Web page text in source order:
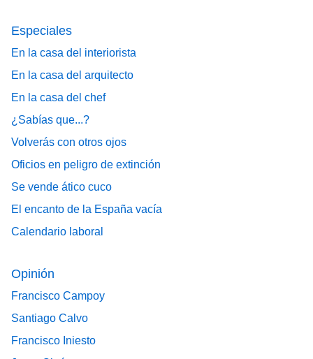
Especiales
En la casa del interiorista
En la casa del arquitecto
En la casa del chef
¿Sabías que...?
Volverás con otros ojos
Oficios en peligro de extinción
Se vende ático cuco
El encanto de la España vacía
Calendario laboral
Opinión
Francisco Campoy
Santiago Calvo
Francisco Iniesto